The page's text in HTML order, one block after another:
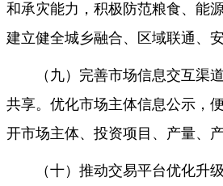
和承灾能力，积极防范粮食、能
建立健全城乡融合、区域联通、
（九）完善市场信息交互
共享。优化市场主体信息公示，
开市场主体、投资项目、产量、
（十）推动交易平台优化